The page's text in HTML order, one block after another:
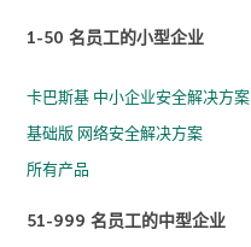
1-50 名员工的小型企业
卡巴斯基 中小企业安全解决方案
基础版 网络安全解决方案
所有产品
51-999 名员工的中型企业